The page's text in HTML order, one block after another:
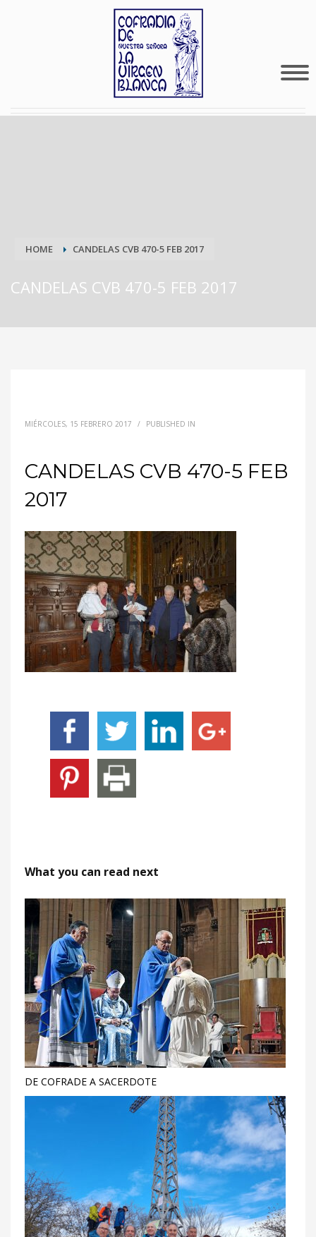
HOME CANDELAS CVB 470-5 FEB 2017
CANDELAS CVB 470-5 FEB 2017
MIÉRCOLES, 15 FEBRERO 2017 / PUBLISHED IN
CANDELAS CVB 470-5 FEB
2017
What you can read next
DE COFRADE A SACERDOTE